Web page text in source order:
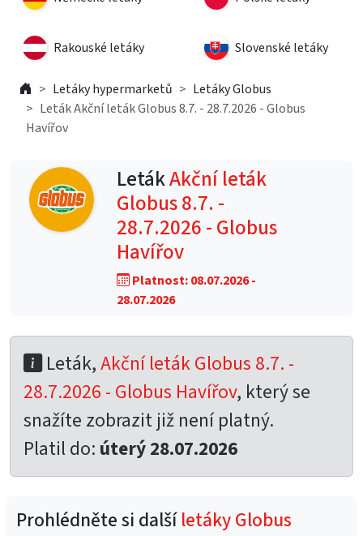
Rakouské letáky Slovenské letáky
Letáky hypermarketů
Letáky Globus
Leták Akční leták Globus 8.7. - 28.7.2026 - Globus
Havířov
LetákAkční leták
Globus 8.7. -
28.7.2026 - Globus
Havířov
Platnost: 08.07.2026 -
28.07.2026
Leták,Akční leták Globus 8.7. -
28.7.2026 - Globus Havířov, který se
snažíte zobrazit již není platný.
Platil do: úterý 28.07.2026
Prohlédněte si dalšíletáky Globus